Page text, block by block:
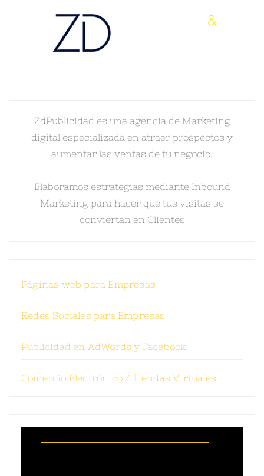
ZdPublicidad es una agencia de Marketing
digital especializada en atraer prospectos y
aumentar las ventas de tu negocio.
Elaboramos estrategias mediante Inbound
Marketing para hacer que tus visitas se
conviertan en Clientes
Páginas web para Empresas
Redes Sociales para Empresas
Publicidad en AdWords y Facebook
Comercio Electrónico / Tiendas Virtuales